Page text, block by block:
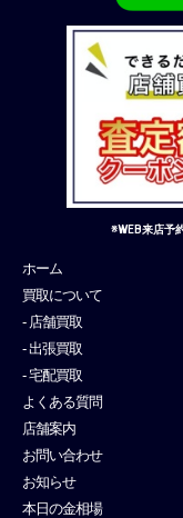
※WEB来店予
ホーム
買取について
- 店舗買取
- 出張買取
- 宅配買取
よくある質問
店舗案内
お問い合わせ
お知らせ
本日の金相場